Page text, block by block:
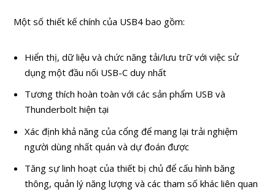
Một số thiết kế chính của USB4 bao gồm:
Hiển thị, dữ liệu và chức năng tải/lưu trữ với việc sử
dụng một đầu nối USB-C duy nhất
Tương thích hoàn toàn với các sản phẩm USB và
Thunderbolt hiện tại
Xác định khả năng của cổng để mang lại trải nghiệm
người dùng nhất quán và dự đoán được
Tăng sự linh hoạt của thiết bị chủ để cấu hình băng
thông, quản lý năng lượng và các tham số khác liên quan